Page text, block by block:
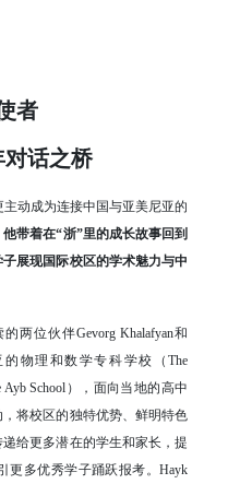
者
话之桥
动成为连接中国与亚美尼亚的
他带着在“浙”里的成长故事回到
展现国际校区的学术魅力与中
两位伙伴Gevorg Khalafyan和
的物理和数学专科学校（The
Ayb School），面向当地的高中
将校区的独特优势、鲜明特色
给更多潜在的学生和家长，提
更多优秀学子踊跃报考。Hayk